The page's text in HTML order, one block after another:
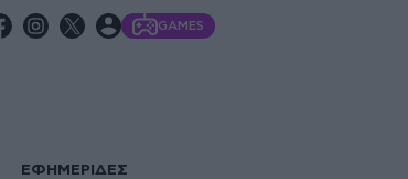
GAMES
ΕΦΗΜΕΡΙΔΕΣ